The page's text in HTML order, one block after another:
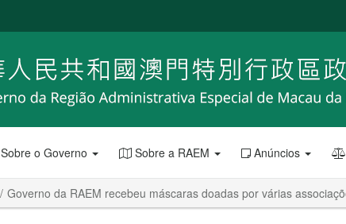
Sobre o Governo Sobre a RAEM Anúncios
Governo da RAEM recebeu máscaras doadas por várias